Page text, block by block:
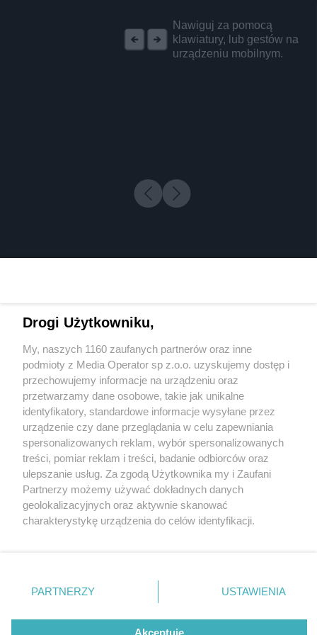
Nawiguj za pomocą
klawiatury, lub gestów na
urządzeniu mobilnym.
6 / 0
Wydawca mediów lokalnych
Nie zapomnij
zapoznać się z:
polityką prywatności regulamin korzystania z portali
Twojemiasto
Piekary Śląskie
Chorzów
Tarnowskie Góry
Gliwice
Skontakuj sięz nami
Kontakt
Wydawca
Redakcja
Drogi Użytkowniku,
My, naszych 1160 zaufanych partnerów oraz inne
podmioty z Media Operator sp z.o.o. uzyskujemy dostęp i
przechowujemy informacje na urządzeniu oraz
przetwarzamy dane osobowe, takie jak unikalne
identyfikatory, standardowe informacje wysyłane przez
urządzenie czy dane przeglądania w celu zapewniania
spersonalizowanych reklam, wybór spersonalizowanych
treści, pomiar reklam i treści, badanie odbiorców oraz
ulepszanie usług. Za zgodą Użytkownika my i Zaufani
Partnerzy możemy używać dokładnych danych
geolokalizacyjnych oraz aktywnie skanować
charakterystykę urządzenia do celów identyfikacji.
zmienić/wycofać klikając przycisk ustawień prywatności
znajdujący się w lewym dolnym rogu strony
rodzaje przetwarzania danych nie wymagają zgody
użytkownika, ale masz prawo sprzeciwić się takiemu
PARTNERZY USTAWIENIA
Akceptuję